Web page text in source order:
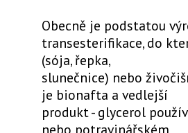
Obecně je podstatou
transesterifikace, do
(sója, řepka,
slunečnice) nebo
je bionafta a vedlejší
produkt - glycerol
nebo potravinářském